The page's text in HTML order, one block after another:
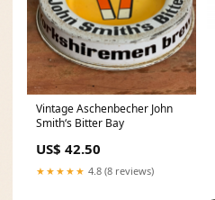
Vintage Aschenbecher John
Smith‘s Bitter Bay
US$ 42.50
★★★★★ 4.8 (8 reviews)